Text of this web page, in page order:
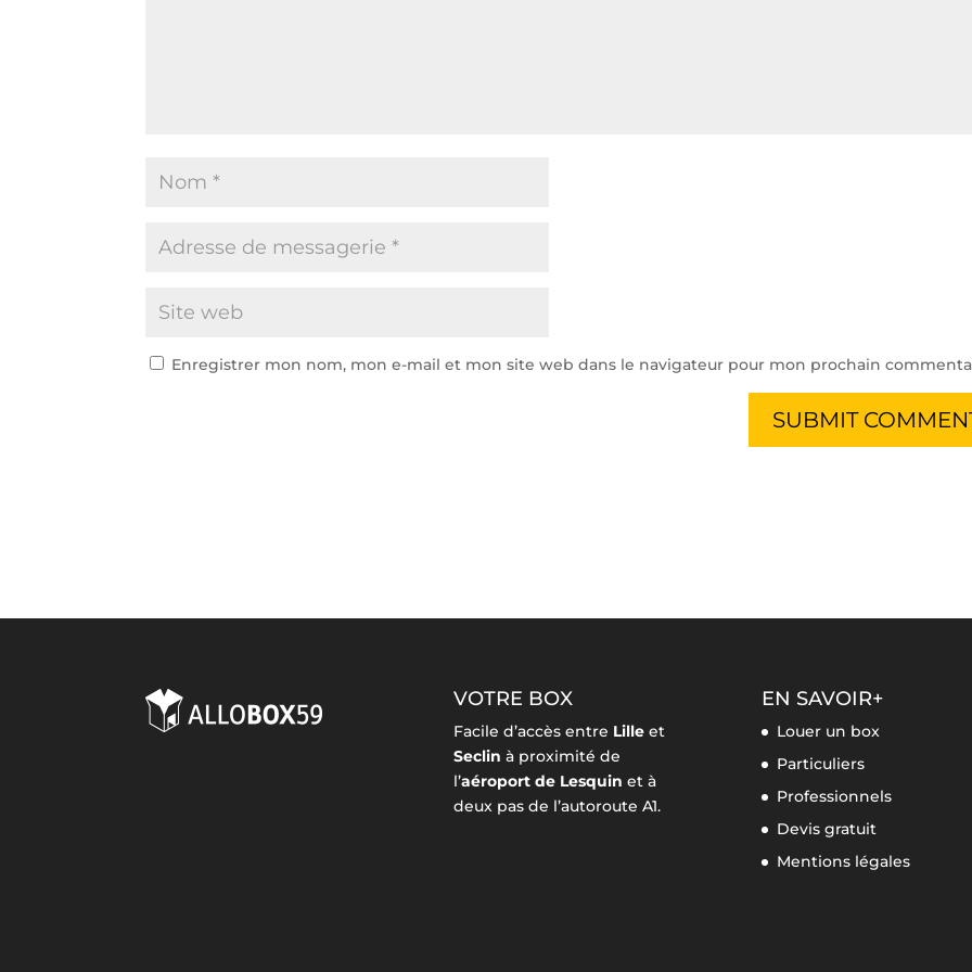
Enregistrer mon nom, mon e-mail et mon site web dans le navigateur pour mon prochain
VOTRE BOX
Facile d’accès entre Lilleet
Seclin à proximité de
l’aéroport de Lesquin et à
deux pas de l’autoroute A1.
EN SAVOIR+
Louer un box
Particuliers
Professionnels
Devis gratuit
Mentions légales